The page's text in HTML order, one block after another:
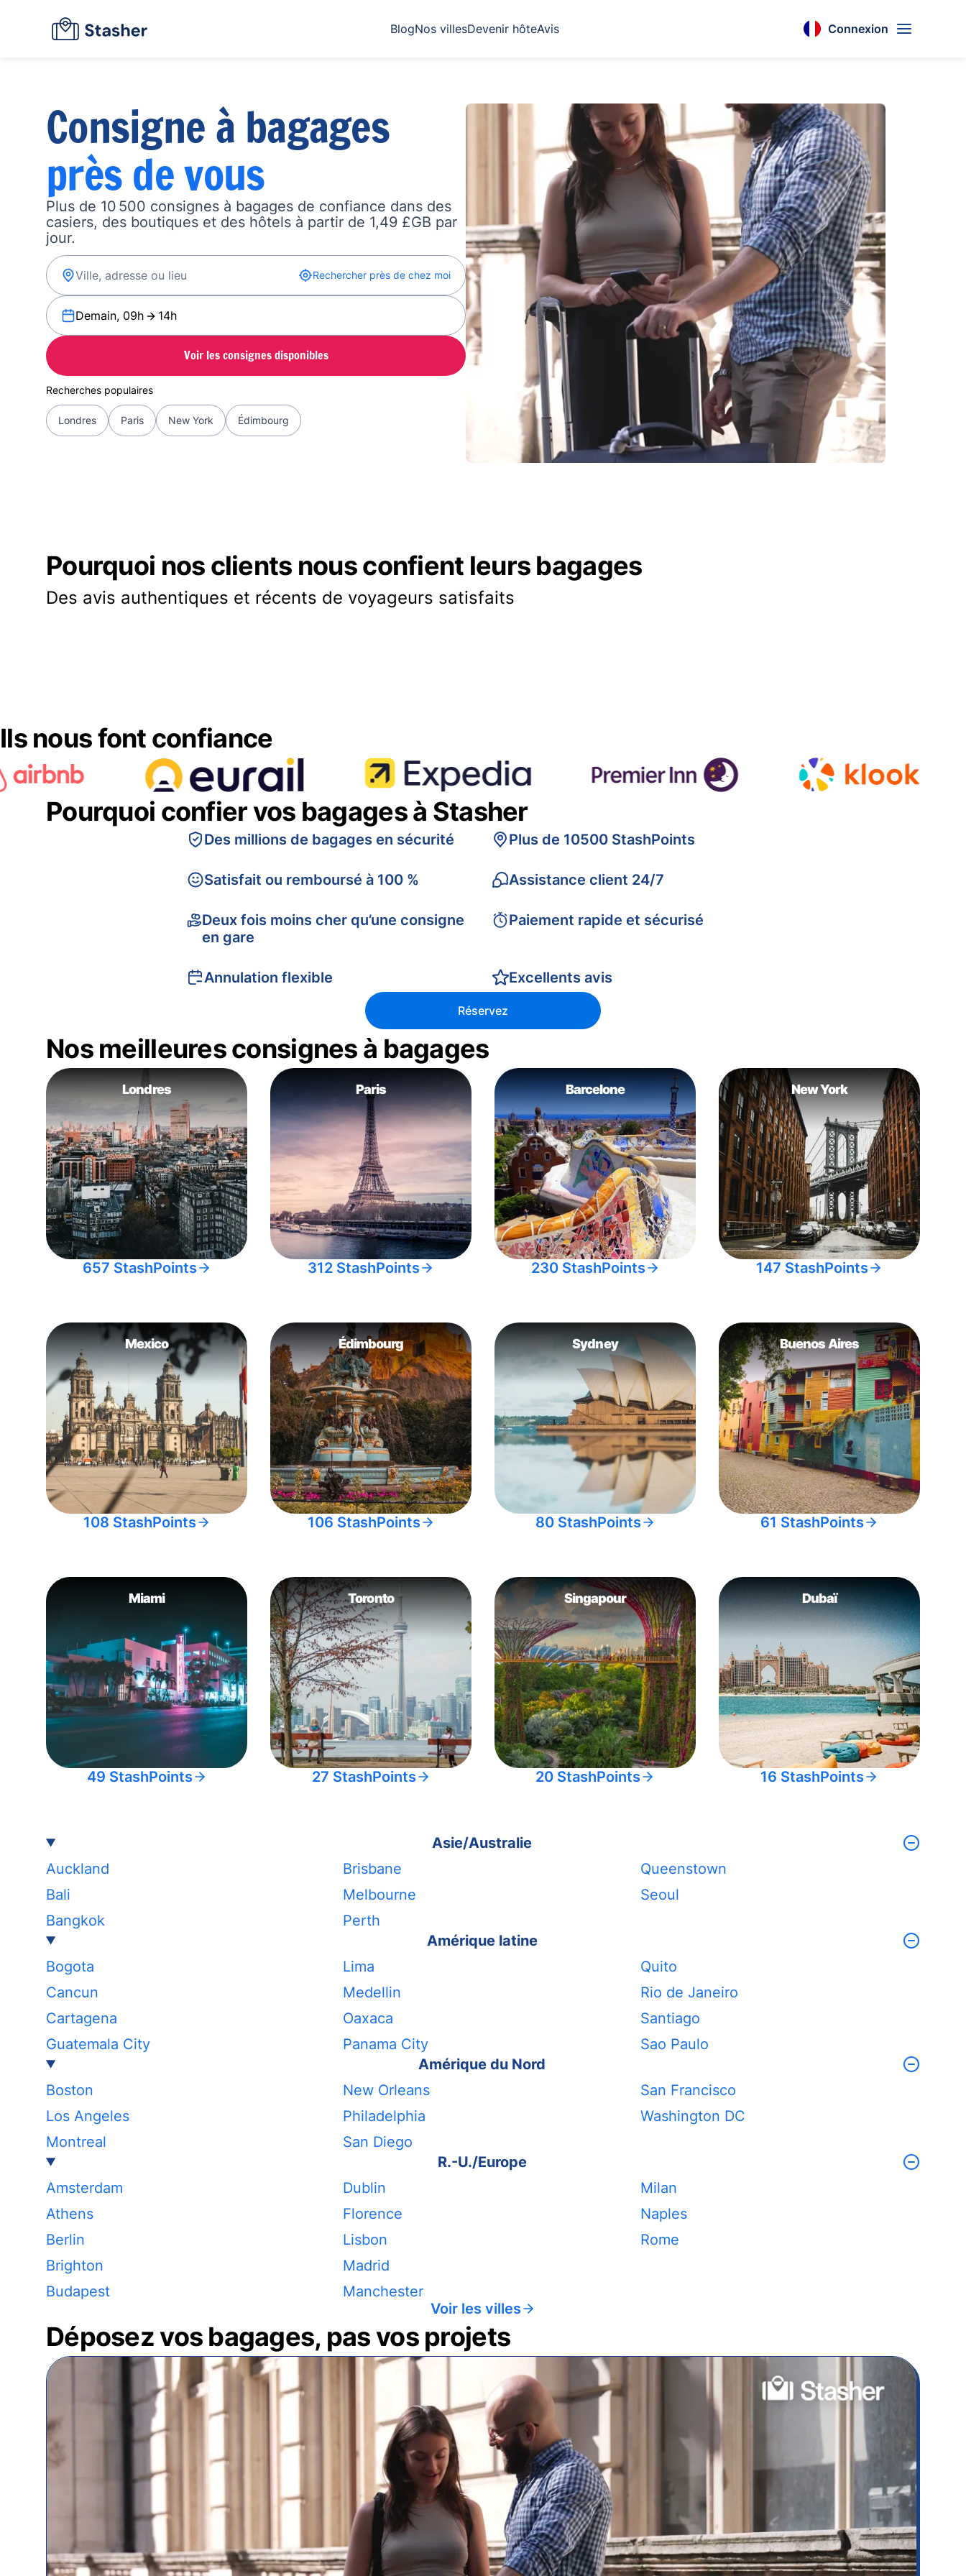
BlogNos villesDevenir hôteAvis Connexion
Consigne à bagages
près de vous
Plus de 10 500 consignes à bagages de confiance dans des
casiers, des boutiques et des hôtels à partir de 1,49 £GB par
jour.
Rechercher près de chez moi
Demain, 09h 14h
Voir les consignes disponibles
Recherches populaires
Londres Paris New York Édimbourg
Pourquoi nos clients nous confient leurs bagages
Des avis authentiques et récents de voyageurs satisfaits
Ils nous font confiance
Pourquoi confier vos bagages à Stasher
Des millions de bagages en sécurité
Satisfait ou remboursé à 100 %
Deux fois moins cher qu’une consigne
en gare
Annulation flexible
Plus de 10500 StashPoints
Assistance client 24/7
Paiement rapide et sécurisé
Excellents avis
Réservez
Nos meilleures consignes à bagages
Londres
657 StashPoints
Paris
312 StashPoints
Barcelone
230 StashPoints
New York
147 StashPoints
Mexico
108 StashPoints
Édimbourg
106 StashPoints
Sydney
80 StashPoints
Buenos Aires
61 StashPoints
Miami
49 StashPoints
Toronto
27 StashPoints
Singapour
20 StashPoints
Dubaï
16 StashPoints
Asie/Australie
Auckland
Bali
Bangkok
Brisbane
Melbourne
Perth
Queenstown
Seoul
Amérique latine
Bogota
Cancun
Cartagena
Guatemala City
Lima
Medellin
Oaxaca
Panama City
Quito
Rio de Janeiro
Santiago
Sao Paulo
Amérique du Nord
Boston
Los Angeles
Montreal
New Orleans
Philadelphia
San Diego
San Francisco
Washington DC
R.-U./Europe
Amsterdam
Athens
Berlin
Brighton
Budapest
Dublin
Florence
Lisbon
Madrid
Manchester
Milan
Naples
Rome
Voir les villes
Déposez vos bagages, pas vos projets